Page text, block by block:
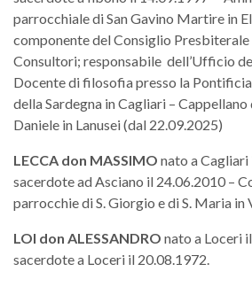
parrocchiale di San Gavino Martire in
componente del Consiglio
Consultori; responsabile dell’Ufficio
Docente di filosofia presso la
della Sardegna in Cagliari – Cappellano
Daniele in Lanusei (dal 22.09.2025)
LECCA don MASSIMO nato a
sacerdote ad Asciano il 24.06.2010 –
parrocchie di S. Giorgio e di S. Maria
LOI don ALESSANDRO nato a Loceri
sacerdote a Loceri il 20.08.1972.